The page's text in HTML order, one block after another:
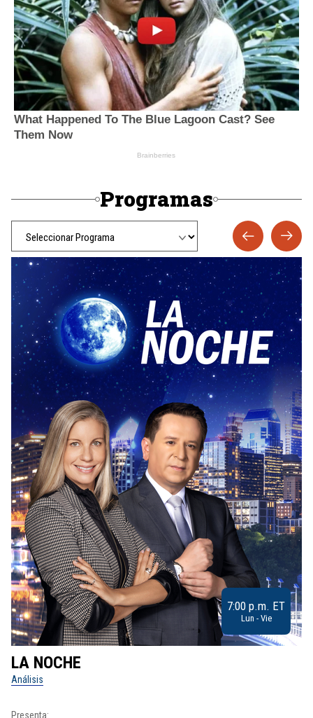
Programas
7:00 p.m. ET
Lun - Vie
LA NOCHE
Análisis
Presenta: